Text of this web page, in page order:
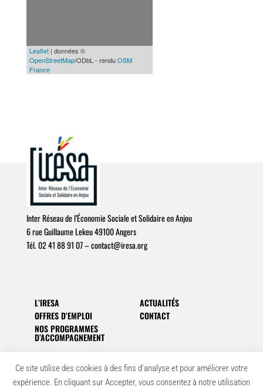
Ce site utilise des cookies à des fins d’analyse et pour améliorer votre
expérience. En cliquant sur Accepter, vous consentez à notre utilisation
Leaflet| données ©
OpenStreetMap/ODbL - renduOSM
France
Inter Réseau de l’Économie Sociale et Solidaire en Anjou
6 rue Guillaume Lekeu 49100 Angers
Tél. 02 41 88 91 07 –contact@iresa.org
L’IRESA
ACTUALITÉS
OFFRES D’EMPLOI
CONTACT
NOS PROGRAMMES
D’ACCOMPAGNEMENT